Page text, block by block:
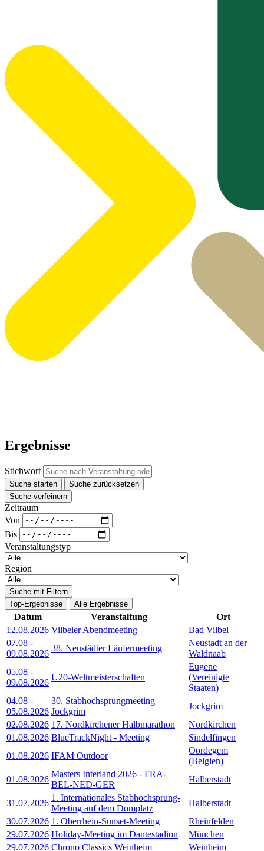
Ergebnisse
Stichwort
Suche starten
Suche zurücksetzen
Suche verfeinern
Zeitraum
Von
Bis
Veranstaltungstyp
Region
Suche mit Filtern
Top-Ergebnisse
Alle Ergebnisse
Datum Veranstaltung
Ort
12.08.2026 Vilbeler Abendmeeting
Bad Vilbel
07.08 -
09.08.2026
38. Neustädter Läufermeeting
Neustadt an der
Waldnaab
05.08 -
09.08.2026
U20-Weltmeisterschaften
Eugene
(Vereinigte
Staaten)
04.08 -
05.08.2026
30. Stabhochsprungmeeting
Jockgrim
Jockgrim
02.08.2026 17. Nordkirchener Halbmarathon
Nordkirchen
01.08.2026 BlueTrackNight - Meeting
Sindelfingen
01.08.2026 IFAM Outdoor
Oordegem
(Belgien)
01.08.2026
Masters Interland 2026 - FRA-
BEL-NED-GER
Halberstadt
31.07.2026
1. Internationales Stabhochsprung-
Meeting auf dem Domplatz
Halberstadt
30.07.2026 1. Oberrhein-Sunset-Meeting
Rheinfelden
29.07.2026 Holiday-Meeting im Dantestadion
München
29.07.2026 Chrono Classics Weinheim Weinheim